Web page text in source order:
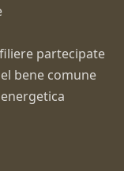
filiere partecipate
bene comune